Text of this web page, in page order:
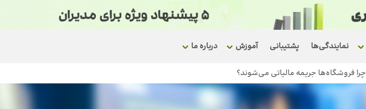
نمایندگی‌ها پشتیبانی آموزش درباره ما
چرا فروشگاه‌ها جریمه مالیاتی می‌شوند؟